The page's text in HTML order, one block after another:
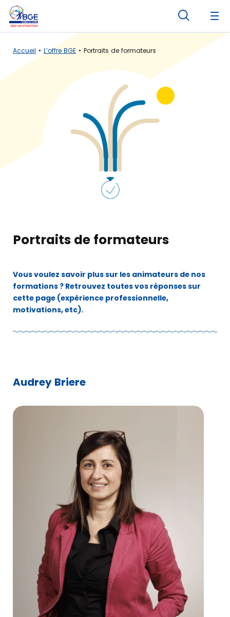
Accueil L’offre BGE Portraits de formateurs
Portraits de formateurs
Vous voulez savoir plus sur les animateurs de nos
formations ? Retrouvez toutes vos réponses sur
cette page (expérience professionnelle,
motivations, etc).
Audrey Briere
Panneau de gestion des cookies